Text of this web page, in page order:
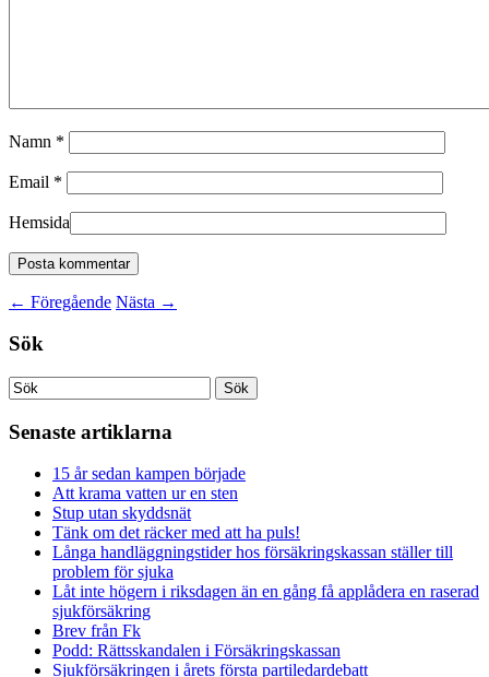
Namn *
Email *
Hemsida
← Föregående Nästa →
Sök
Senaste artiklarna
15 år sedan kampen började
Att krama vatten ur en sten
Stup utan skyddsnät
Tänk om det räcker med att ha puls!
Långa handläggningstider hos försäkringskassan ställer till
problem för sjuka
Låt inte högern i riksdagen än en gång få applådera en raserad
sjukförsäkring
Brev från Fk
Podd: Rättsskandalen i Försäkringskassan
Sjukförsäkringen i årets första partiledardebatt